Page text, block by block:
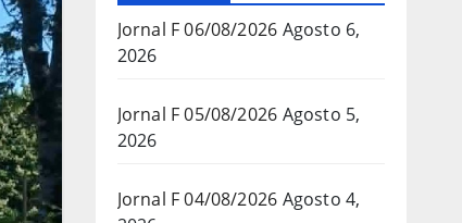
Jornal F 06/08/2026 Agosto 6,
2026
Jornal F 05/08/2026 Agosto 5,
2026
Jornal F 04/08/2026 Agosto 4,